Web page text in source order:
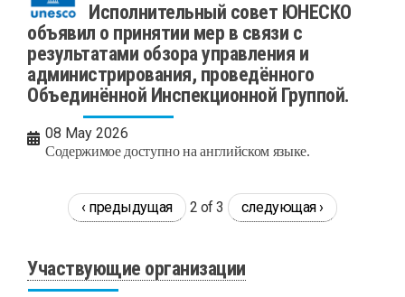
Исполнительный совет ЮНЕСКО
объявил о принятии мер в связи с
результатами обзора управления и
администрирования, проведённого
Объединённой Инспекционной Группой.
08 May 2026
Содержимое доступно на английском языке.
‹ предыдущая 2 of 3 следующая ›
Участвующие организации